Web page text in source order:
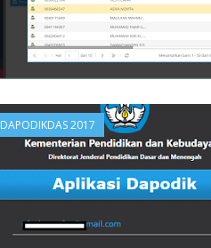
DAPODIKDAS 2017